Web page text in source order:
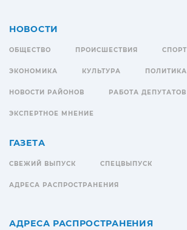
НОВОСТИ
ОБЩЕСТВО ПРОИСШЕСТВИЯ СПОРТ
ЭКОНОМИКА КУЛЬТУРА ПОЛИТИКА
НОВОСТИ РАЙОНОВ РАБОТА ДЕПУТАТОВ
ЭКСПЕРТНОЕ МНЕНИЕ
ГАЗЕТА
СВЕЖИЙ ВЫПУСК СПЕЦВЫПУСК
АДРЕСА РАСПРОСТРАНЕНИЯ
АДРЕСА РАСПРОСТРАНЕНИЯ